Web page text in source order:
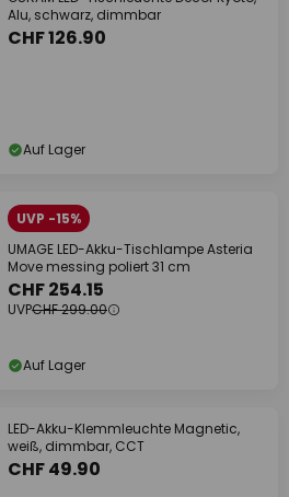
Alu, schwarz, dimmbar
CHF 126.90
Auf Lager
UVP -15%
UMAGE LED-Akku-Tischlampe Asteria
Move messing poliert 31 cm
CHF 254.15
UVPCHF 299.00
Auf Lager
LED-Akku-Klemmleuchte Magnetic,
weiß, dimmbar, CCT
CHF 49.90